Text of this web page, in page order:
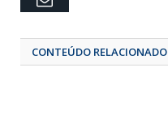
CONTEÚDO RELACIONADO